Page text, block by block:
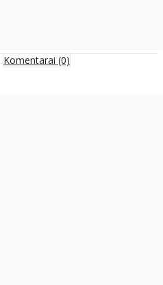
Komentarai (0)